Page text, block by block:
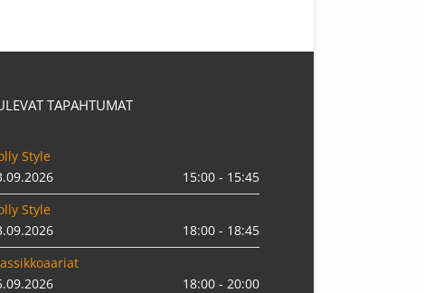
TAPAHTUMAT
Style
15:00 - 15:45
Style
18:00 - 18:45
18:00 - 20:00